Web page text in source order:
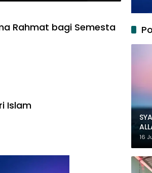
Rahmat bagi Semesta
Islam
16